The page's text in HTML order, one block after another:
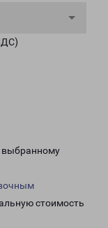
выбранному
стоимость